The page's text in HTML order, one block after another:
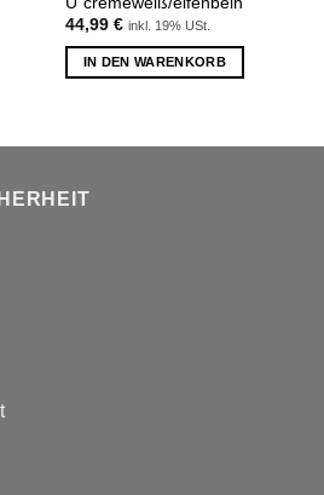
44,99 € inkl. 19% USt.
IN DEN WARENKORB